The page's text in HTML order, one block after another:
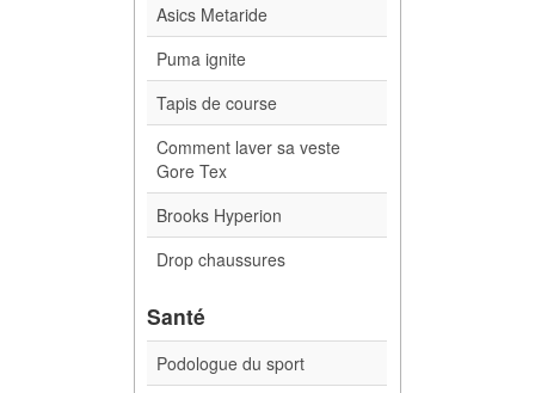
Asics Metaride
Puma ignite
Tapis de course
Comment laver sa veste
Gore Tex
Brooks Hyperion
Drop chaussures
Santé
Podologue du sport